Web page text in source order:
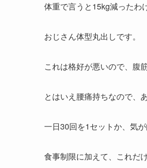
体重で言うと15kg減ったわ
おじさん体型丸出しです。
これは格好が悪いので、腹
とはいえ腰痛持ちなので、
一日30回を1セットか、気が
食事制限に加えて、これだ